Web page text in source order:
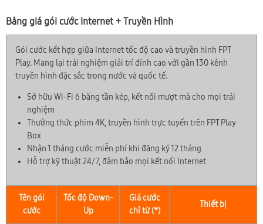
Bảng giá gói cước Internet + Truyền Hình
Gói cước kết hợp giữa Internet tốc độ cao và truyền hình FPT
Play. Mang lại trải nghiệm giải trí đỉnh cao với gần 130 kênh
truyền hình đặc sắc trong nước và quốc tế.
Sở hữu Wi-Fi 6 băng tần kép, kết nối mượt mà cho mọi trải
nghiệm
Thưởng thức phim 4K, truyền hình trực tuyến trên FPT Play
Box
Nhận 1 tháng cước miễn phí khi đăng ký 12 tháng
Hỗ trợ kỹ thuật 24/7, đảm bảo mọi kết nối Internet
Tên gói
cước
Tốc độ Down-
Up
Giá cước
chỉ từ (*)
Thiết bị